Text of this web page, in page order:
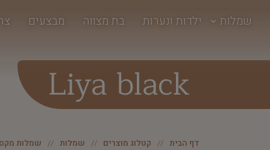
שמלות ילדות ונערות בת מצווה מבצעים
Liya black
דף הבית קטלוג מוצרים שמלות שמלות